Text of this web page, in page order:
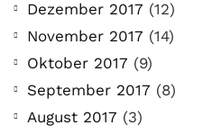
Dezember 2017 (12)
November 2017 (14)
Oktober 2017 (9)
September 2017 (8)
August 2017 (3)